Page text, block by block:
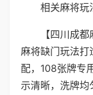
相关麻将玩
【四川成
麻将缺门玩法
配，108张牌专
示清晰，洗牌均